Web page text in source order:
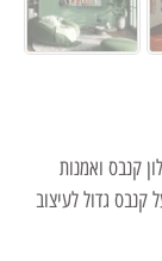
קנבס ואמנות
קנבס גדול לעיצוב